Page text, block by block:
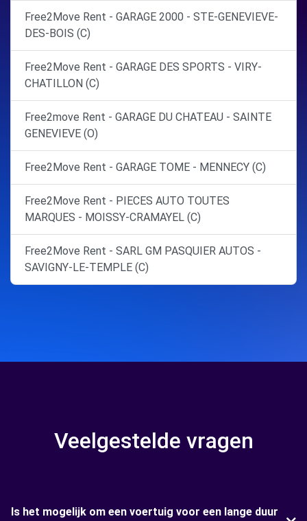
Free2Move Rent - GARAGE 2000 - STE-GENEVIEVE-
DES-BOIS (C)
Free2Move Rent - GARAGE DES SPORTS - VIRY-
CHATILLON (C)
Free2move Rent - GARAGE DU CHATEAU - SAINTE
GENEVIEVE (O)
Free2Move Rent - GARAGE TOME - MENNECY (C)
Free2Move Rent - PIECES AUTO TOUTES
MARQUES - MOISSY-CRAMAYEL (C)
Free2Move Rent - SARL GM PASQUIER AUTOS -
SAVIGNY-LE-TEMPLE (C)
Veelgestelde vragen
Is het mogelijk om een voertuig voor een lange duur